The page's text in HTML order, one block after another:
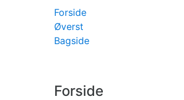
Forside
Øverst
Bagside
Forside